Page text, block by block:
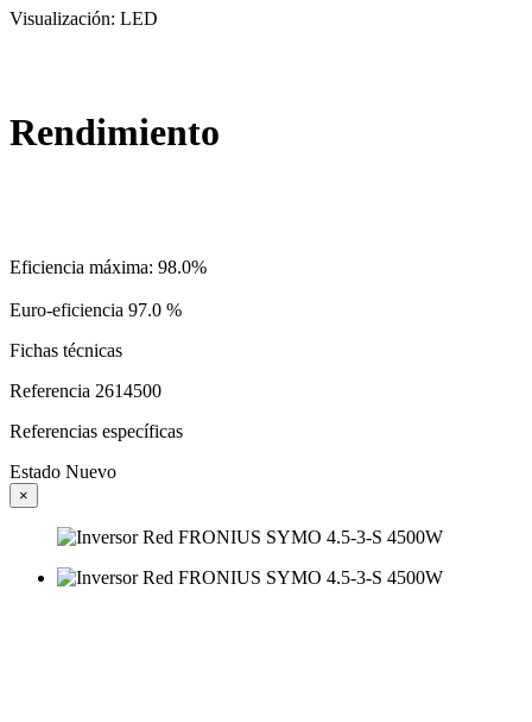
Visualización: LED
Rendimiento
Eficiencia máxima: 98.0%
Euro-eficiencia 97.0 %
Fichas técnicas
Referencia 2614500
Referencias específicas
Estado Nuevo
×